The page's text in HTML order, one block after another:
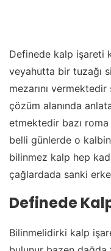
Definede kalp işareti
veyahutta bir tuzağı
mezarını
çözüm alanında
etmektedir bazı
belli günlerde o
bilinmez kalp hep
çağlardada sanki
Definede
Bilinmelidirki kalp